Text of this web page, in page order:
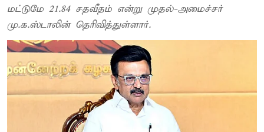
மட்டுமே 21.84 சதவீதம் என்று முதல்-அமைச்சர்
மு.க.ஸ்டாலின் தெரிவித்துள்ளார்.